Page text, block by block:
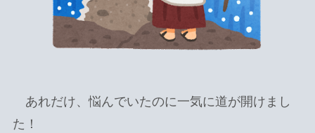
あれだけ、悩んでいたのに一気に道が開けまし
た！